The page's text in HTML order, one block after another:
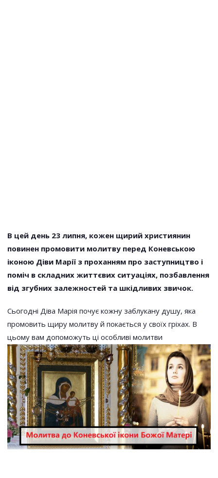
В цей день 23 липня, кожен щирий християнин
повинен промовити молитву перед Коневською
іконою Діви Марії з проханням про заступництво і
поміч в складних життєвих ситуаціях, позбавлення
від згубних залежностей та шкідливих звичок.
Сьогодні Діва Марія почує кожну заблукану душу, яка
промовить щиру молитву й покається у своїх гріхах. В
цьому вам допоможуть ці особливі молитви